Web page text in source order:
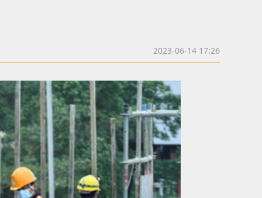
2023-06-14 17:26